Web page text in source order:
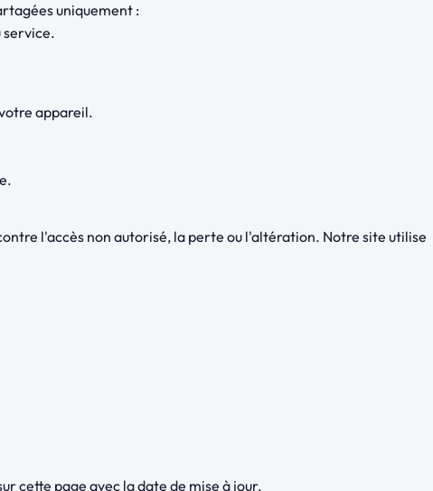
uniquement :
service.
appareil.
l'accès non autorisé, la perte ou l'altération. Notre site utilise
cette page avec la date de mise à jour.